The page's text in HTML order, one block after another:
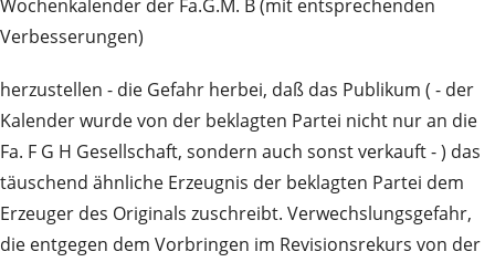
Wochenkalender der Fa.G.M. B (mit entsprechenden
Verbesserungen)
herzustellen - die Gefahr herbei, daß das Publikum ( - der
Kalender wurde von der beklagten Partei nicht nur an die
Fa. F G H Gesellschaft, sondern auch sonst verkauft - ) das
täuschend ähnliche Erzeugnis der beklagten Partei dem
Erzeuger des Originals zuschreibt. Verwechslungsgefahr,
die entgegen dem Vorbringen im Revisionsrekurs von der